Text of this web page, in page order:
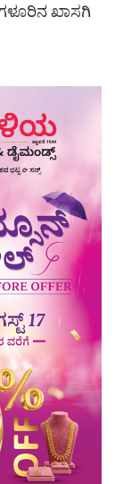
ಖಾಸಗಿ